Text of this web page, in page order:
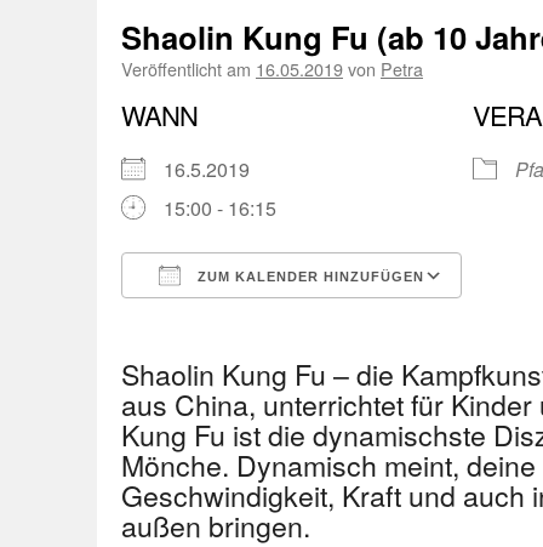
Shaolin Kung Fu (ab 10
Veröffentlicht am 16.05.2019von Petra
WANN
16.5.2019
15:00 - 16:15
ZUM KALENDER HINZUFÜGEN
Shaolin Kung Fu – die
aus China, unterrichtet für
Kung Fu ist die dynamischste
Mönche. Dynamisch meint,
Geschwindigkeit, Kraft und auch
außen bringen.